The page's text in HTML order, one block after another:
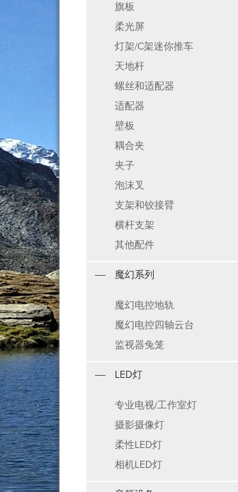
旗板
柔光屏
灯架/C架迷你推车
天地杆
螺丝和适配器
适配器
壁板
耦合夹
夹子
泡沫叉
支架和铰接臂
横杆支架
其他配件
魔幻系列
魔幻电控地轨
魔幻电控四轴云台
监视器兔笼
LED灯
专业电视/工作室灯
摄影摄像灯
柔性LED灯
相机LED灯